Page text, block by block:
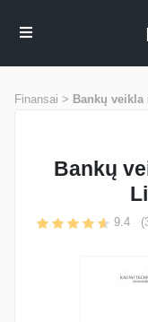
Finansai > Bankų
Bankų
9.4 (